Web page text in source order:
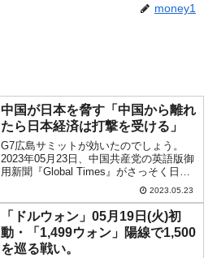
money1
中国が日本を脅す「中国から離れ
たら日本経済は打撃を受ける」
G7広島サミットが効いたのでしょう。
2023年05月23日、中国共産党の英語版御
用新聞『Global Times』がさっそく日本
を脅迫する記事を出しています。以下に
記事の一部を引用します。広島サミット
でG7諸国が中国に対して「デカップリン
グ...
2023.05.23
「ドルウォン」05月19日(火)初
動・「1,499ウォン」陽線で1,500
を巡る戦い。